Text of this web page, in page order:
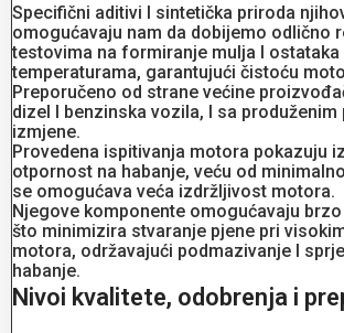
Specifični aditivi I sintetička priroda
omogućavaju nam da dobijemo odlično
testovima na formiranje mulja I ostataka
temperaturama, garantujući čistoću
Preporučeno od strane većine
dizel I benzinska vozila, I sa produženim
izmjene.
Provedena ispitivanja motora pokazuju
otpornost na habanje, veću od
se omogućava veća izdržljivost motora.
Njegove komponente omogućavaju
što minimizira stvaranje pjene pri
motora, održavajući podmazivanje I
habanje.
Nivoi kvalitete, odobrenja i